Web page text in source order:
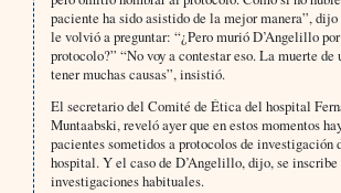
paciente ha sido asistido de la mejor manera”,
le volvió a preguntar: “¿Pero murió D’Angelillo
protocolo?” “No voy a contestar eso. La muerte de
tener muchas causas”, insistió.
El secretario del Comité de Ética del hospital
Muntaabski, reveló ayer que en estos momentos
pacientes sometidos a protocolos de investigación
hospital. Y el caso de D’Angelillo, dijo, se inscribe
investigaciones habituales.